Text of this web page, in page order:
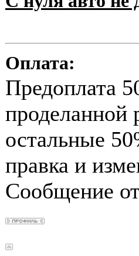
Оплата:
Предоплата
проделанной
остальные
правка и
Сообщение